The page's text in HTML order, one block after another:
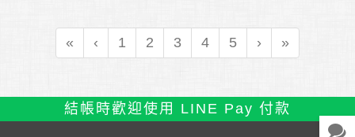
« ‹ 1 2 3 4 5 › »
結帳時歡迎使用 LINE Pay 付款